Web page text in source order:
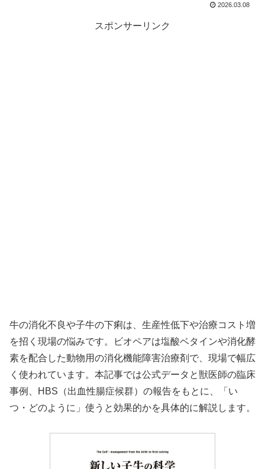
2026.03.08
スポンサーリンク
牛の消化不良や子牛の下痢は、生産性低下や治療コスト増
を招く現場の悩みです。ビオペアは塩酸ベタインや消化酵
素を配合した動物用の消化機能障害治療剤で、現場で幅広
く使われています。本記事では公式データと獣医師の臨床
事例、HBS（出血性腸症候群）の報告をもとに、「い
つ・どのように」使うと効果的かを具体的に解説します。